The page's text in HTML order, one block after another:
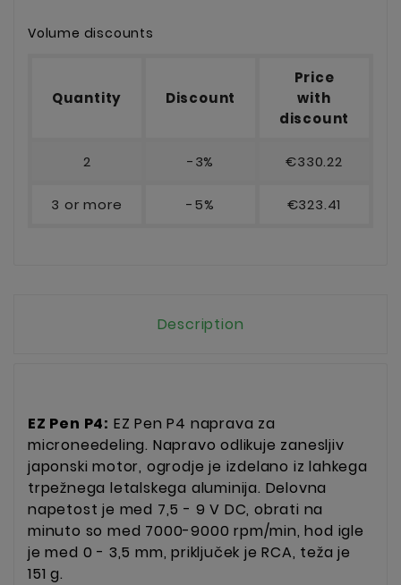
Volume discounts
Quantity Discount
Price
with
discount
2 -3% €330.22
3 or more -5% €323.41
Description
EZ Pen P4: EZ Pen P4 naprava za
microneedeling. Napravo odlikuje zanesljiv
japonski motor, ogrodje je izdelano iz lahkega
trpežnega letalskega aluminija. Delovna
napetost je med 7,5 - 9 V DC, obrati na
minuto so med 7000-9000 rpm/min, hod igle
je med 0 - 3,5 mm, priključek je RCA, teža je
151 g.